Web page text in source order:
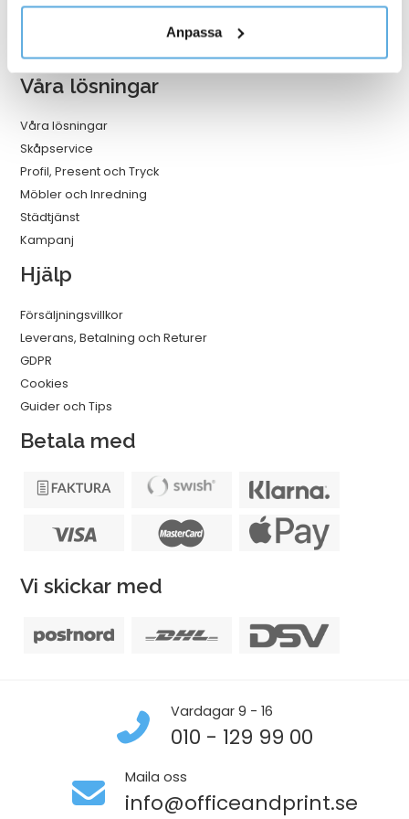
Anpassa
vårt sortiment och hitta arbetskläder som passar din
verksamhet och ger rätt förutsättningar för en trygg
och bekväm arbetsdag.
Miljö och Hållbarhet
Våra lösningar
Våra lösningar
Skåpservice
Profil, Present och Tryck
Möbler och Inredning
Städtjänst
Kampanj
Hjälp
Försäljningsvillkor
Leverans, Betalning och Returer
GDPR
Cookies
Guider och Tips
Betala med
Vi skickar med
Vardagar 9 - 16
010 - 129 99 00
Maila oss
info@officeandprint.se